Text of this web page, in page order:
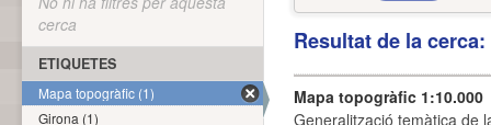
Resultat de la
Mapa topogràfic 1:10.000
Generalització temàtica de
cerca
ETIQUETES
Mapa topogràfic (1)
Girona (1)